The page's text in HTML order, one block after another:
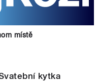
místě
kytka